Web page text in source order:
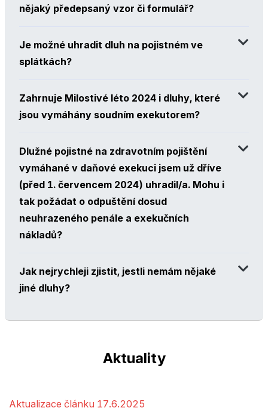
nějaký předepsaný vzor či formulář?
Je možné uhradit dluh na pojistném ve
splátkách?
Zahrnuje Milostivé léto 2024 i dluhy, které
jsou vymáhány soudním exekutorem?
Dlužné pojistné na zdravotním pojištění
vymáhané v daňové exekuci jsem už dříve
(před 1. červencem 2024) uhradil/a. Mohu i
tak požádat o odpuštění dosud
neuhrazeného penále a exekučních
nákladů?
Jak nejrychleji zjistit, jestli nemám nějaké
jiné dluhy?
Aktuality
Aktualizace článku 17.6.2025